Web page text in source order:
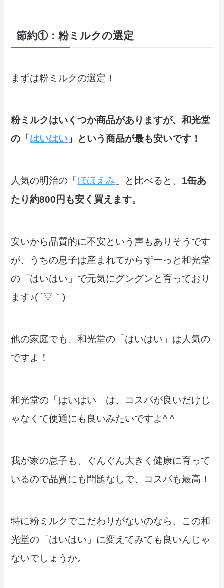
節約①：粉ミルクの選定
まずは粉ミルクの選定！
粉ミルクはいくつか商品がありますが、和光堂
の「 はいはい 」という商品が最も安いです！
人気の明治の「 ほほえみ 」と比べると、 1缶あ
たり約800円も安く買えます。
安いから品質的に不安という声もありそうです
が、うちの息子は産まれてからずーっと和光堂
の「はいはい」で元気にグングンと育っており
ます♪( ´▽｀)
他の家庭でも、和光堂の「はいはい」は人気の
ですよ！
和光堂の「はいはい」は、コスパが良いだけじ
ゃなくて便通にも良いみたいですよ^ ^
我が家の息子も、ぐんぐん大きく健康に育って
いるので品質にも問題なしで、コスパも最高！
特に粉ミルクでこだわりがないのなら、この和
光堂の「はいはい」に変えてみても良いんじゃ
ないでしょうか。